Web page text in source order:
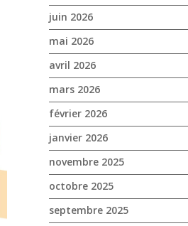
juin 2026
mai 2026
avril 2026
mars 2026
février 2026
janvier 2026
novembre 2025
octobre 2025
septembre 2025